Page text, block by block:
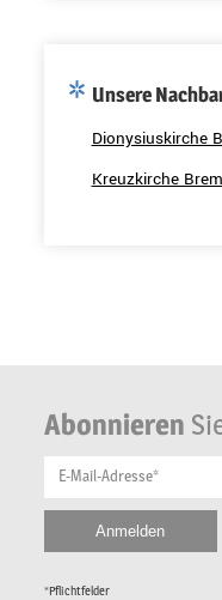
Unsere
Dionysiuskirche
Kreuzkirche
Abonnieren
E-Mail-Adresse*
*Pflichtfelder